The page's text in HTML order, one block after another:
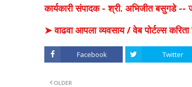
कार्यकारी संपादक - श्री. अभिजीत बसुगडे --
➤ वाढवा आपला व्यवसाय / वेब पोर्टल्स
Facebook Twitter
OLDER